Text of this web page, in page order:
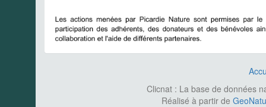
Clicnat : La base de données
Réalisé à partir de